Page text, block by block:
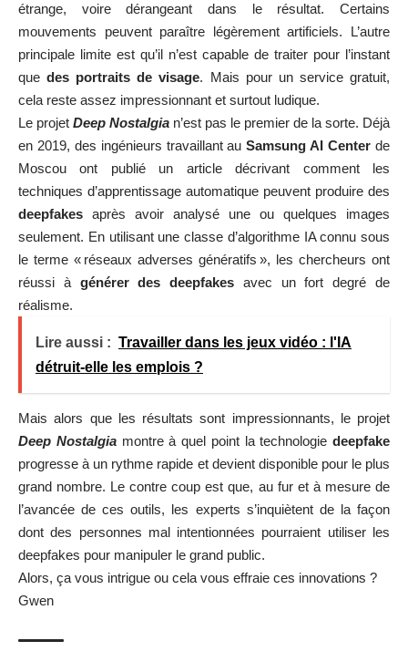
étrange, voire dérangeant dans le résultat. Certains
mouvements peuvent paraître légèrement artificiels. L’autre
principale limite est qu’il n’est capable de traiter pour l’instant
quedes portraits de visage. Mais pour un service gratuit,
cela reste assez impressionnant et surtout ludique.
Le projet Deep Nostalgia n’est pas le premier de la sorte. Déjà
en 2019, des ingénieurs travaillant auSamsung AI Center de
Moscou ont publié un article décrivant comment les
techniques d’apprentissage automatique peuvent produire des
deepfakes après avoir analysé une ou quelques images
seulement. En utilisant une classe d’algorithme IA connu sous
le terme « réseaux adverses génératifs », les chercheurs ont
réussi à générer des deepfakes avec un fort degré de
réalisme.
Lire aussi : Travailler dans les jeux vidéo : l'IA
détruit-elle les emplois ?
Mais alors que les résultats sont impressionnants, le projet
Deep Nostalgiamontre à quel point la technologie deepfake
progresse à un rythme rapide et devient disponible pour le plus
grand nombre. Le contre coup est que, au fur et à mesure de
l’avancée de ces outils, les experts s’inquiètent de la façon
dont des personnes mal intentionnées pourraient utiliser les
deepfakes pour manipuler le grand public.
Alors, ça vous intrigue ou cela vous effraie ces innovations ?
Gwen